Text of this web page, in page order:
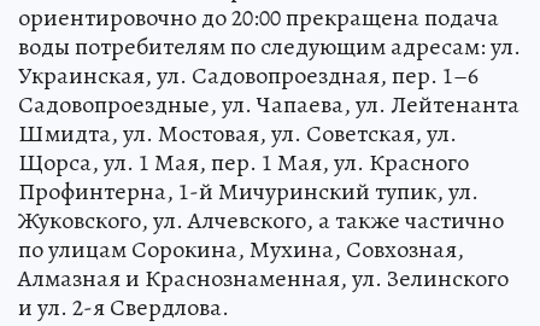
ориентировочно до 20:00 прекращена подача
воды потребителям по следующим адресам: ул.
Украинская, ул. Садовопроездная, пер. 1–6
Садовопроездные, ул. Чапаева, ул. Лейтенанта
Шмидта, ул. Мостовая, ул. Советская, ул.
Щорса, ул. 1 Мая, пер. 1 Мая, ул. Красного
Профинтерна, 1-й Мичуринский тупик, ул.
Жуковского, ул. Алчевского, а также частично
по улицам Сорокина, Мухина, Совхозная,
Алмазная и Краснознаменная, ул. Зелинского
и ул. 2-я Свердлова.